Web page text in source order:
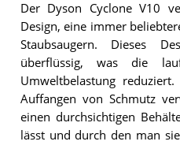
Der Dyson Cyclone V10
Design, eine immer
Staubsaugern. Dieses
überflüssig, was die
Umweltbelastung
Auffangen von Schmutz
einen durchsichtigen
lässt und durch den man